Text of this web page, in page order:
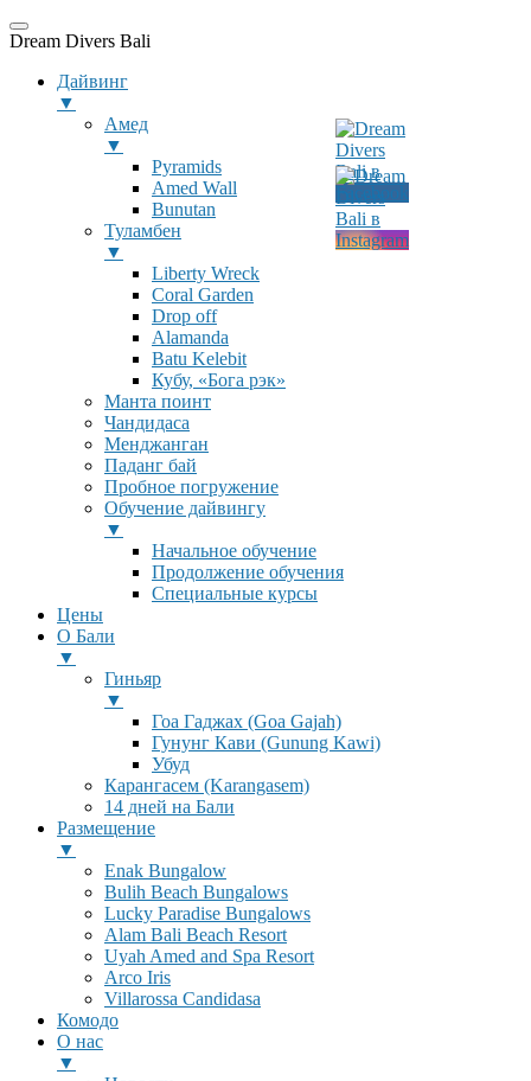
Dream Divers Bali
Дайвинг
▼
Амед
▼
Pyramids
Amed Wall
Bunutan
Туламбен
▼
Liberty Wreck
Coral Garden
Drop off
Alamanda
Batu Kelebit
Кубу, «Бога рэк»
Манта поинт
Чандидаса
Менджанган
Паданг бай
Пробное погружение
Обучение дайвингу
▼
Начальное обучение
Продолжение обучения
Специальные курсы
Цены
О Бали
▼
Гиньяр
▼
Гоа Гаджах (Goa Gajah)
Гунунг Кави (Gunung Kawi)
Убуд
Карангасем (Karangasem)
14 дней на Бали
Размещение
▼
Enak Bungalow
Bulih Beach Bungalows
Lucky Paradise Bungalows
Alam Bali Beach Resort
Uyah Amed and Spa Resort
Arco Iris
Villarossa Candidasa
Комодо
О нас
▼